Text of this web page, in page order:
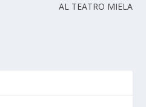
AL TEATRO MIELA